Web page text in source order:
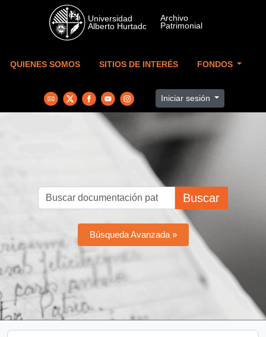
Skip to main content
QUIENES SOMOS SITIOS DE INTERÉS FONDOS
Iniciar sesión
Buscar
Búsqueda Avanzada »